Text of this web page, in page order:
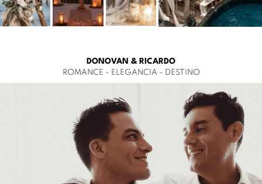
DONOVAN & RICARDO
ROMANCE - ELEGANCIA - DESTINO